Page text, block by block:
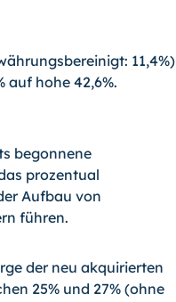
11,4%)
auf hohe 42,6%.
begonnene
prozentual
Aufbau von
führen.
der neu akquirierten
25% und 27% (ohne